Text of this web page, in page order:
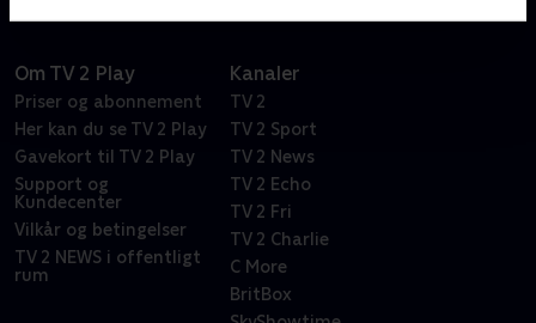
Om TV 2 Play
Priser og abonnement
Her kan du se TV 2 Play
Gavekort til TV 2 Play
Support og
Kundecenter
Vilkår og betingelser
TV 2 NEWS i offentligt
rum
Kanaler
TV 2
TV 2 Sport
TV 2 News
TV 2 Echo
TV 2 Fri
TV 2 Charlie
C More
BritBox